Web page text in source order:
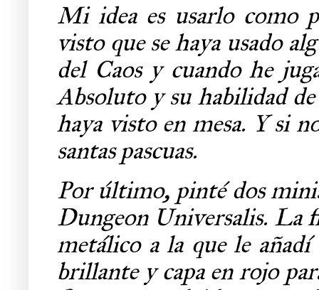
Mi idea es usarlo como
visto que se haya usado
del Caos y cuando he
Absoluto y su habilidad de
haya visto en mesa. Y si
santas pascuas.
Por último, pinté dos
Dungeon Universalis. La
metálico a la que le añadí
brillante y capa en rojo